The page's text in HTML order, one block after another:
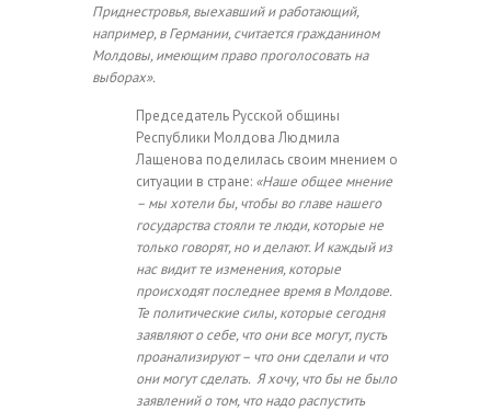
Приднестровья, выехавший и работающий,
например, в Германии, считается гражданином
Молдовы, имеющим право проголосовать на
выборах».
Председатель Русской общины
Республики Молдова Людмила
Лащенова поделилась своим мнением о
ситуации в стране: «Наше общее мнение
– мы хотели бы, чтобы во главе нашего
государства стояли те люди, которые не
только говорят, но и делают. И каждый из
нас видит те изменения, которые
происходят последнее время в Молдове.
Те политические силы, которые сегодня
заявляют о себе, что они все могут, пусть
проанализируют – что они сделали и что
они могут сделать. Я хочу, что бы не было
заявлений о том, что надо распустить